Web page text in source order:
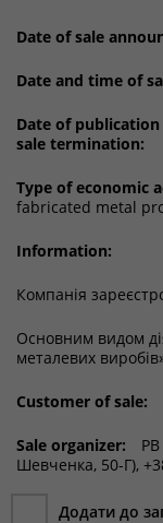
Date of sale
Date and time of
Date of
sale termination:
Type of economic
fabricated metal
Information:
Компанія
Основним видом
металевих
Customer of sale:
Sale organizer:
Шевченка, 50-Г),
Додати до